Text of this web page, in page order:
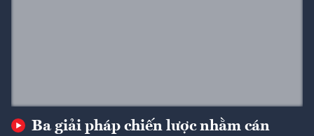
Ba giải pháp chiến lược nhằm cán